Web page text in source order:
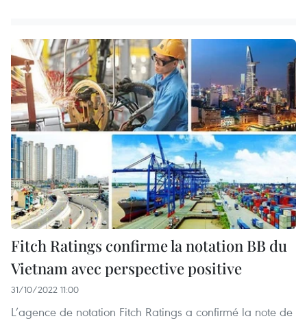
Fitch Ratings confirme la notation BB du
Vietnam avec perspective positive
31/10/2022 11:00
L’agence de notation Fitch Ratings a confirmé la note de